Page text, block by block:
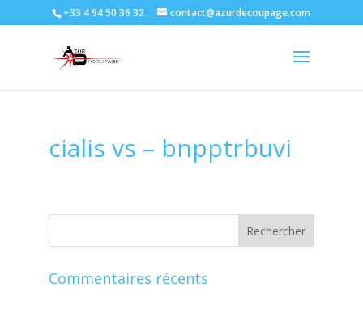
+33 4 94 50 36 32 contact@azurdecoupage.com
cialis vs – bnpptrbuvi
Commentaires récents